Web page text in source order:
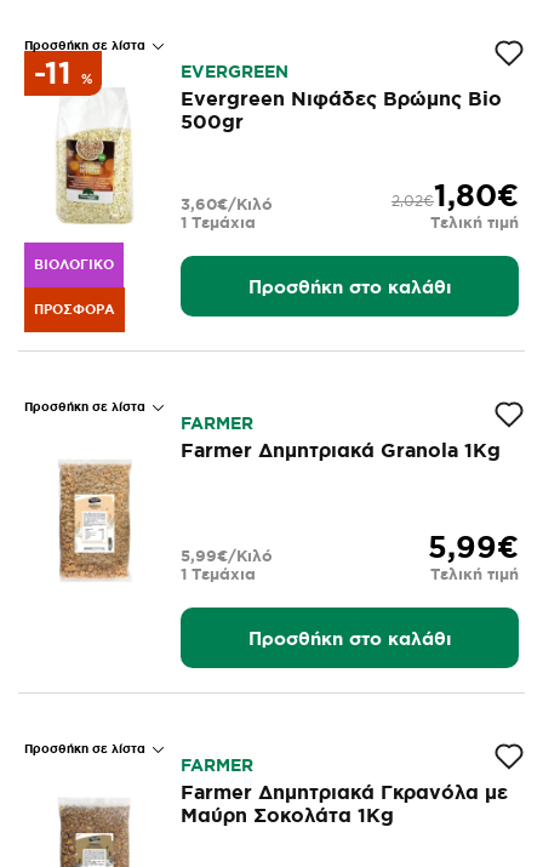
Προσθήκη σε λίστα
ΒΙΟΛΟΓΙΚΌ
ΠΡΟΣΦΟΡΆ
-11 % EVERGREEN
Evergreen Νιφάδες Βρώμης Bio
500gr
1,80€
2,02€
Τελική τιμή
1 Τεμάχια
3,60€/Κιλό
Προσθήκη στο καλάθι
Προσθήκη σε λίστα
FARMER
Farmer Δημητριακά Granola 1Kg
5,99€
Τελική τιμή
1 Τεμάχια
5,99€/Κιλό
Προσθήκη στο καλάθι
Προσθήκη σε λίστα
FARMER
Farmer Δημητριακά Γκρανόλα με
Μαύρη Σοκολάτα 1Kg